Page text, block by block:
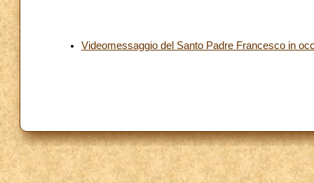
Videomessaggio del Santo Padre Francesco in